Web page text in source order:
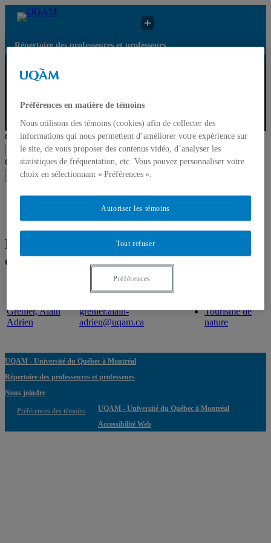
Répertoire des professeures et professeurs
Répertoire des professeures et professeurs
Chercher par nom ou par expertise
Soumettre la recherche
Chercher par nom ou par expertise
Soumettre la recherche
Liste des professeures et professeurs par départements et
Mettre à jour votre fiche
Résultats de recherche pour « Tourisme
de nature »
Courriel
Grenier, Alain
Adrien
grenier.alain-
adrien@uqam.ca
Tourisme de
nature
UQAM - Université du Québec à Montréal
Répertoire des professeures et professeurs
Nous joindre
Préférences des témoins
UQAM - Université du Québec à Montréal
Accessibilité Web
Préférences en matière de témoins
Nous utilisons des témoins (cookies) afin de collecter des
informations qui nous permettent d’améliorer votre expérience sur
le site, de vous proposer des contenus vidéo, d’analyser les
statistiques de fréquentation, etc. Vous pouvez personnaliser votre
choix en sélectionnant « Préférences ».
Tout refuser
Autoriser les témoins
Préférences